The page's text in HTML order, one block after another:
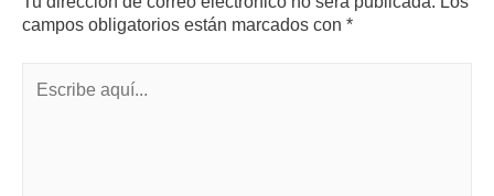
campos obligatorios están marcados con *